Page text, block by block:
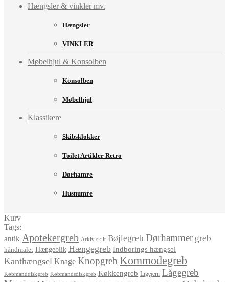
Hængsler & vinkler mv.
Hængsler
VINKLER
Møbelhjul & Konsolben
Konsolben
Møbelhjul
Klassikere
Skibsklokker
Toilet Artikler Retro
Dørhamre
Husnumre
Kurv
Tags:
antik Apotekergreb Arkiv skilt Bøjlegreb Dørhammer greb
håndmalet Hængeblik Hængegreb Indborings hængsel
Kanthængsel Knage Knopgreb Kommodegreb
Købmanddiskgreb Købmandsdiskgreb Køkkengreb Ligejern Lågegreb